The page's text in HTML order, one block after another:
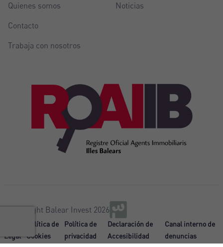
Quienes somos
Contacto
Trabaja con nosotros
Noticias
@Copyright Balear Invest 2026
Legal
Política de
Cookies
Política de
privacidad
Declaración de
Accesibilidad
Canal interno de
denuncias